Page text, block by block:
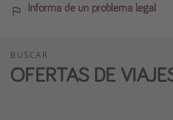
Informa de un problema legal
BUSCAR
OFERTAS DE